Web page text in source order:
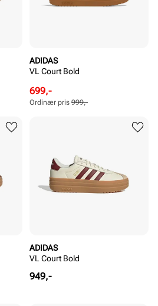
ADIDAS
VL Court Bold
Rabattert
pris
699,-
Ordinær
pris
Ordinær pris 999,-
ADIDAS
VL Court Bold
Pris
949,-